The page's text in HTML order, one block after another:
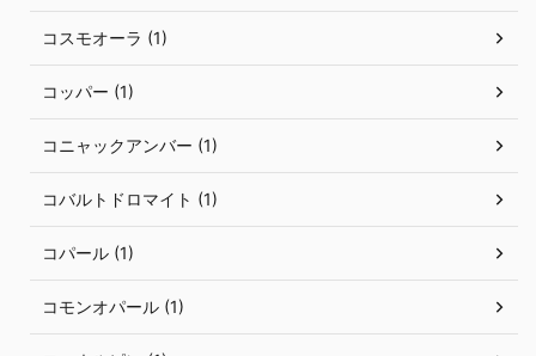
コスモオーラ (1)
コッパー (1)
コニャックアンバー (1)
コバルトドロマイト (1)
コパール (1)
コモンオパール (1)